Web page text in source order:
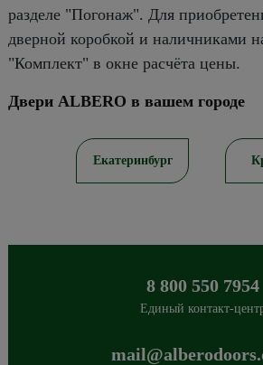
разделе "Погонаж". Для
дверной коробкой и наличниками
"Комплект" в окне расчёта цены.
Двери ALBERO в вашем городе
Екатеринбург
8 800 550 7954
Единый контакт-